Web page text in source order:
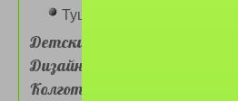
Тушь для ресниц
Детские товары
Дизайн для ногтей
Колготки, носочки